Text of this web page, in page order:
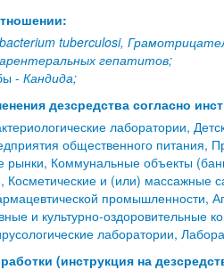
tuberculosi,
гепатитов;
- Кандида;
дезсредства согласно
лаборатории,
общественного питания,
рынки, Коммунальные объекты
Косметические и (или) массажные
промышленности,
и культурно-оздоровительные
лаборатории,
(инструкция на